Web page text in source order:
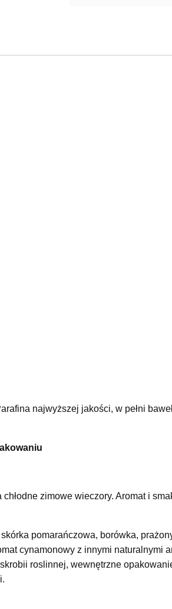
najwyższej jakości, w pełni
zimowe wieczory. Aromat i
pomarańczowa, borówka,
cynamonowy z innymi naturalnymi
roslinnej, wewnętrzne